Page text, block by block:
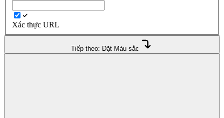
Xác thực URL
Tiếp theo: Đặt Màu sắc